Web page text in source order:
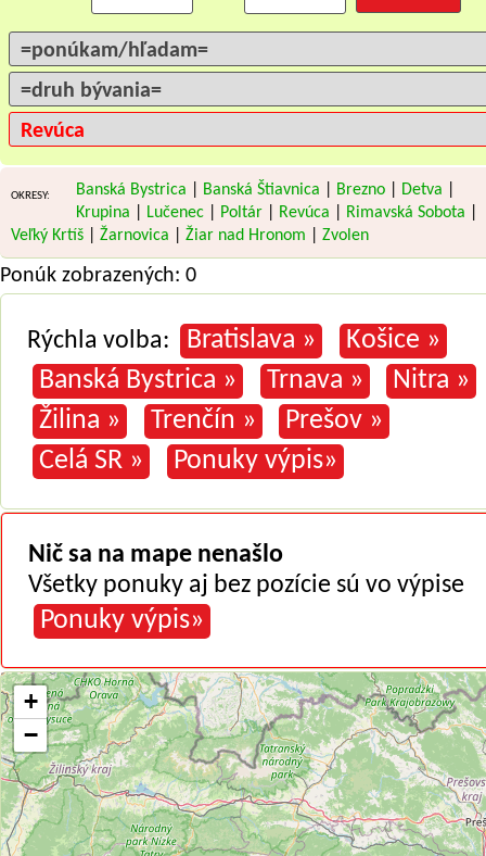
OKRESY: Banská Bystrica Banská Štiavnica Brezno Detva
Krupina
Lučenec Poltár Revúca Rimavská Sobota
Veľký Krtíš
Žarnovica Žiar nad Hronom Zvolen
Ponúk zobrazených: 0
Rýchla volba: Bratislava »
Košice »
Banská Bystrica »
Trnava »
Nitra »
Žilina »
Trenčín »
Prešov »
Celá SR »
Ponuky výpis»
Nič sa na mape nenašlo
Všetky ponuky aj bez pozície sú vo výpise
Ponuky výpis»
+
−